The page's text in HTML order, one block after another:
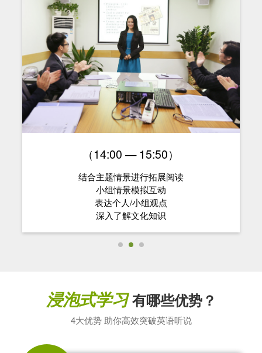
（14:00 — 15:50）
结合主题情景进行拓展阅读
小组情景模拟互动
表达个人/小组观点
深入了解文化知识
浸泡式学习有哪些优势？
4大优势 助你高效突破英语听说